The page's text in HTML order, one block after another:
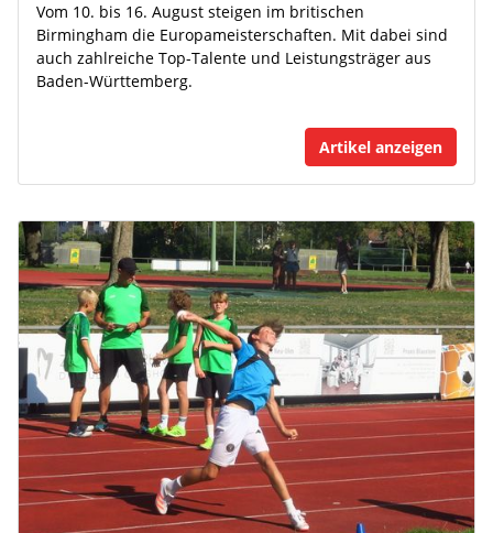
Vom 10. bis 16. August steigen im britischen
Birmingham die Europameisterschaften. Mit dabei sind
auch zahlreiche Top-Talente und Leistungsträger aus
Baden-Württemberg.
Artikel anzeigen